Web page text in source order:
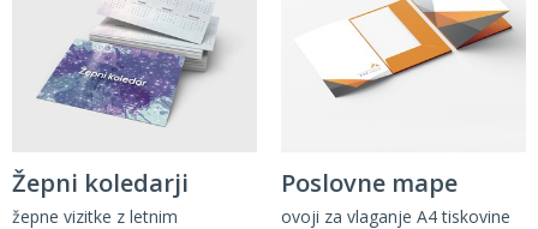
Žepni koledarji
žepne vizitke z letnim
Poslovne mape
ovoji za vlaganje A4 tiskovine